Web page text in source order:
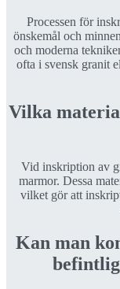
Processen för
önskemål och
och moderna
ofta i svensk granit
Vilka
Vid inskription av
marmor. Dessa
vilket gör att
Kan man